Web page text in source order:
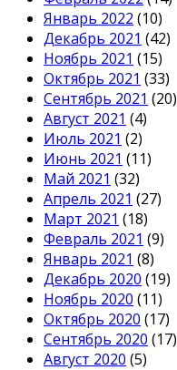
Январь 2022 (10)
Декабрь 2021 (42)
Ноябрь 2021 (15)
Октябрь 2021 (33)
Сентябрь 2021 (20)
Август 2021 (4)
Июль 2021 (2)
Июнь 2021 (11)
Май 2021 (32)
Апрель 2021 (27)
Март 2021 (18)
Февраль 2021 (9)
Январь 2021 (8)
Декабрь 2020 (19)
Ноябрь 2020 (11)
Октябрь 2020 (17)
Сентябрь 2020 (17)
Август 2020 (5)